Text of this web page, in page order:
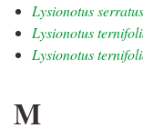
Lysionotus serratus
Lysionotus
Lysionotus
M